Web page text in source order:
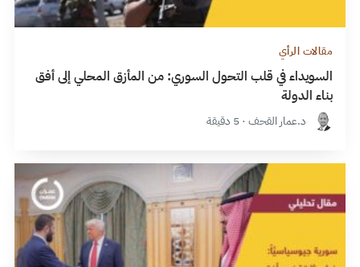
مقالات الرأي
السويداء في قلب التحول السوري: من المأزق المحلي إلى أفق
بناء الدولة
د.عمار القحف · 5 دقيقة